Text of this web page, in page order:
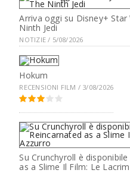
Arriva oggi su Disney+
Ninth Jedi
NOTIZIE / 5/08/2026
Hokum
RECENSIONI FILM / 3/08/2026
Su Crunchyroll è
as a Slime Il Film: Le